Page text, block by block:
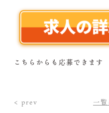
こちらからも応募できます
< prev 一